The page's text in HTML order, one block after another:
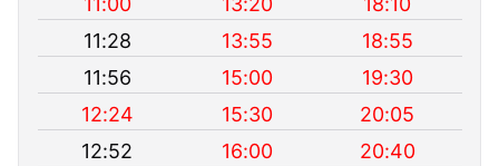
11:28
13:55
18:55
11:56
15:00
19:30
12:24
15:30
20:05
12:52
16:00
20:40